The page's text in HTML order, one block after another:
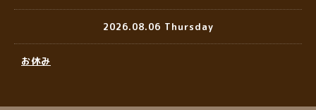
2026.08.06 Thursday
お休み